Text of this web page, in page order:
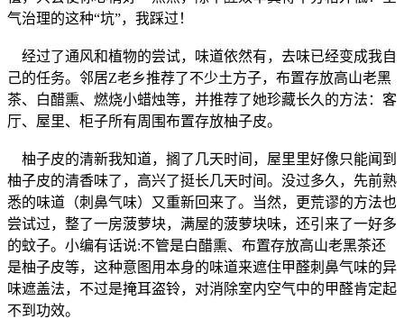
气治理的这种“坑”，我踩过！
经过了通风和植物的尝试，味道依然有，去味已经变成我自
己的任务。邻居Z老乡推荐了不少土方子，布置存放高山老黑
茶、白醋熏、燃烧小蜡烛等，并推荐了她珍藏长久的方法：客
厅、屋里、柜子所有周围布置存放柚子皮。
柚子皮的清新我知道，搁了几天时间，屋里里好像只能闻到
柚子皮的清香味了，高兴了挺长几天时间。没过多久，先前熟
悉的味道（刺鼻气味）又重新回来了。当然，更荒谬的方法也
尝试过，整了一房菠萝块，满屋的菠萝块味，还引来了一好多
的蚊子。小编有话说:不管是白醋熏、布置存放高山老黑茶还
是柚子皮等，这种意图用本身的味道来遮住甲醛刺鼻气味的异
味遮盖法，不过是掩耳盗铃，对消除室内空气中的甲醛肯定起
不到功效。